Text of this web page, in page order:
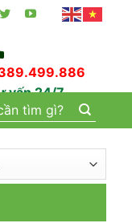
vấn 24/7